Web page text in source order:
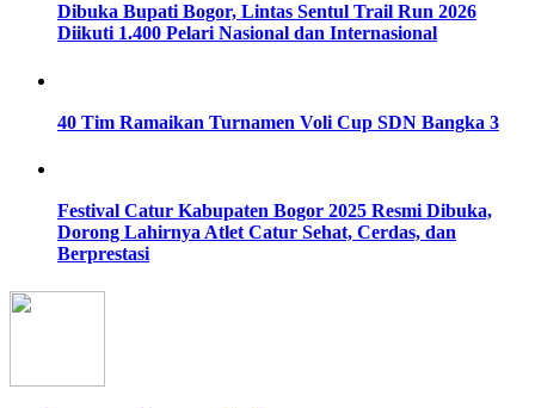
Dibuka Bupati Bogor, Lintas Sentul Trail Run 2026
Diikuti 1.400 Pelari Nasional dan Internasional
40 Tim Ramaikan Turnamen Voli Cup SDN Bangka 3
Festival Catur Kabupaten Bogor 2025 Resmi Dibuka,
Dorong Lahirnya Atlet Catur Sehat, Cerdas, dan
Berprestasi